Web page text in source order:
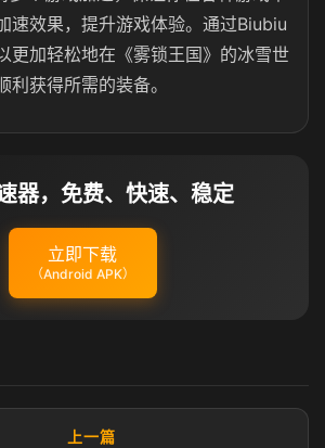
速效果，提升游戏体验。通过Biubiu
更加轻松地在《雾锁王国》的冰雪世
利获得所需的装备。
器，免费、快速、稳定
立即下载
（Android APK）
上一篇